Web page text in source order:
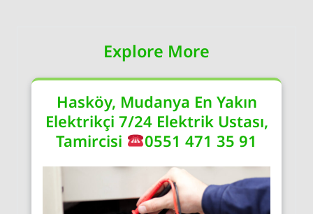
Explore More
Hasköy, Mudanya En Yakın
Elektrikçi 7/24 Elektrik Ustası,
Tamircisi
0551 471 35 91